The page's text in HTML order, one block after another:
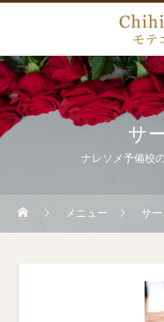
サ
ナレソメ予備校
メニュー サ